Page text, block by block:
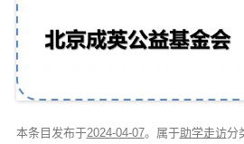
本条目发布于2024-04-07。属于助学走访分